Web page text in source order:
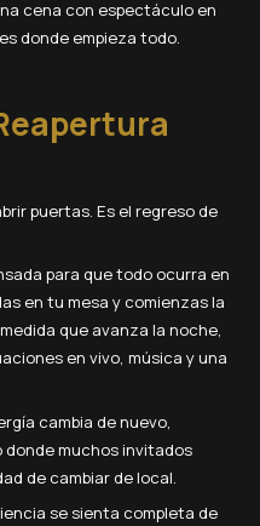
cena con espectáculo en
donde empieza todo.
puertas. Es el regreso de
para que todo ocurra en
en tu mesa y comienzas la
que avanza la noche,
en vivo, música y una
cambia de nuevo,
muchos invitados
de cambiar de local.
se sienta completa de